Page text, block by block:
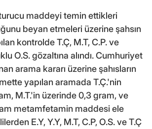
maddeyi temin ettikleri
beyan etmeleri üzerine şahsın
kontrolde T.Ç, M.T, C.P. ve
O.S. gözaltına alındı. Cumhuriyet
arama kararı üzerine şahısların
yapılan aramada T.Ç.'nin
M.T.'in üzerinde 0,3 gram, ve
metamfetamin maddesi ele
E.Y, Y.Y, M.T, C.P, O.S. ve T.Ç